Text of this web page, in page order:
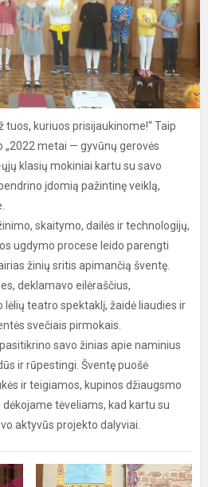
kuriuos prisijaukinome!“ Taip
„2022 metai — gyvūnų gerovės
klasių mokiniai kartu su savo
įdomią pažintinę veiklą,
skaitymo, dailės ir technologijų,
ugdymo procese leido parengti
žinių sritis apimančią šventę.
deklamavo eilėraščius,
lėlių teatro spektaklį, žaidė liaudies ir
svečiais pirmokais.
savo žinias apie naminius
ir rūpestingi. Šventę puošė
ir teigiamos, kupinos džiaugsmo
tėveliams, kad kartu su
aktyvūs projekto dalyviai.